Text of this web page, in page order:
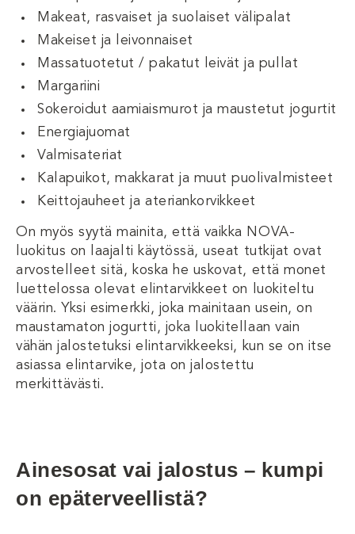
Makeat, rasvaiset ja suolaiset välipalat
Makeiset ja leivonnaiset
Massatuotetut / pakatut leivät ja pullat
Margariini
Sokeroidut aamiaismurot ja maustetut jogurtit
Energiajuomat
Valmisateriat
Kalapuikot, makkarat ja muut puolivalmisteet
Keittojauheet ja ateriankorvikkeet
On myös syytä mainita, että vaikka NOVA-
luokitus on laajalti käytössä, useat tutkijat ovat
arvostelleet sitä, koska he uskovat, että monet
luettelossa olevat elintarvikkeet on luokiteltu
väärin. Yksi esimerkki, joka mainitaan usein, on
maustamaton jogurtti, joka luokitellaan vain
vähän jalostetuksi elintarvikkeeksi, kun se on itse
asiassa elintarvike, jota on jalostettu
merkittävästi.
Ainesosat vai jalostus – kumpi
on epäterveellistä?